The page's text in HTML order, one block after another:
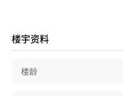
楼宇资料
楼龄